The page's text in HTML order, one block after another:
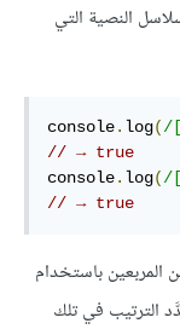
النصية التي
console. log(/
// → true
console. log(/
// → true
باستخدام
الترتيب في تلك